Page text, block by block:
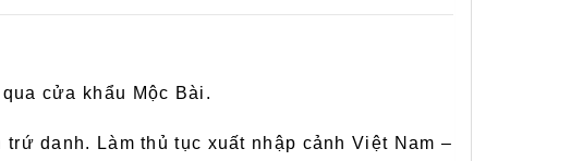
cửa khẩu Mộc Bài.
danh. Làm thủ tục xuất nhập cảnh Việt Nam –